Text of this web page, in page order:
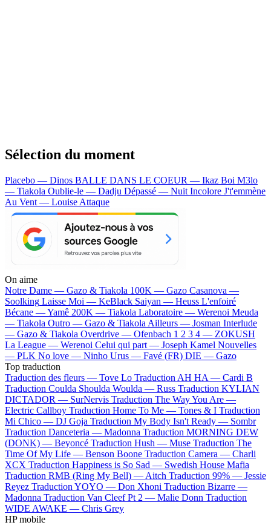
Sélection du moment
Placebo — Dinos BALLE DANS LE COEUR — Ikaz Boi M3lo
— Tiakola Oublie-le — Dadju Dépassé — Nuit Incolore J't'emmène
Au Vent — Louise Attaque
On aime
Notre Dame — Gazo & Tiakola 100K — Gazo Casanova —
Soolking Laisse Moi — KeBlack Saiyan — Heuss L'enfoiré
Bécane —Yamê 200K — Tiakola Laboratoire — Werenoi Meuda
— Tiakola Outro — Gazo & Tiakola Ailleurs — Josman Interlude
— Gazo & Tiakola Overdrive — Ofenbach 1 2 3 4 — ZOKUSH
La League — Werenoi Celui qui part — Joseph Kamel Nouvelles
— PLK No love — Ninho Urus — Favé (FR) DIE — Gazo
Top traduction
Traduction des fleurs — Tove Lo Traduction AH HA — Cardi B
Traduction Coulda Shoulda Woulda — Russ Traduction KYLIAN
DICTADOR — SurNervis Traduction The Way You Are —
Electric Callboy Traduction Home To Me — Tones & I Traduction
Mi Chico — DJ Goja Traduction My Body Isn't Ready — Sombr
Traduction Danceteria — Madonna Traduction MORNING DEW
(DONK) — Beyoncé Traduction Hush — Muse Traduction The
Time Of My Life — Benson Boone Traduction Camera — Charli
XCX Traduction Happiness is So Sad — Swedish House Mafia
Traduction RMB (Ring My Bell) — Aitch Traduction 99% — Jessie
Reyez Traduction YOYO — Don Xhoni Traduction Bizarre —
Madonna Traduction Van Cleef Pt 2 — Malie Donn Traduction
WIDE AWAKE — Chris Grey
HP mobile